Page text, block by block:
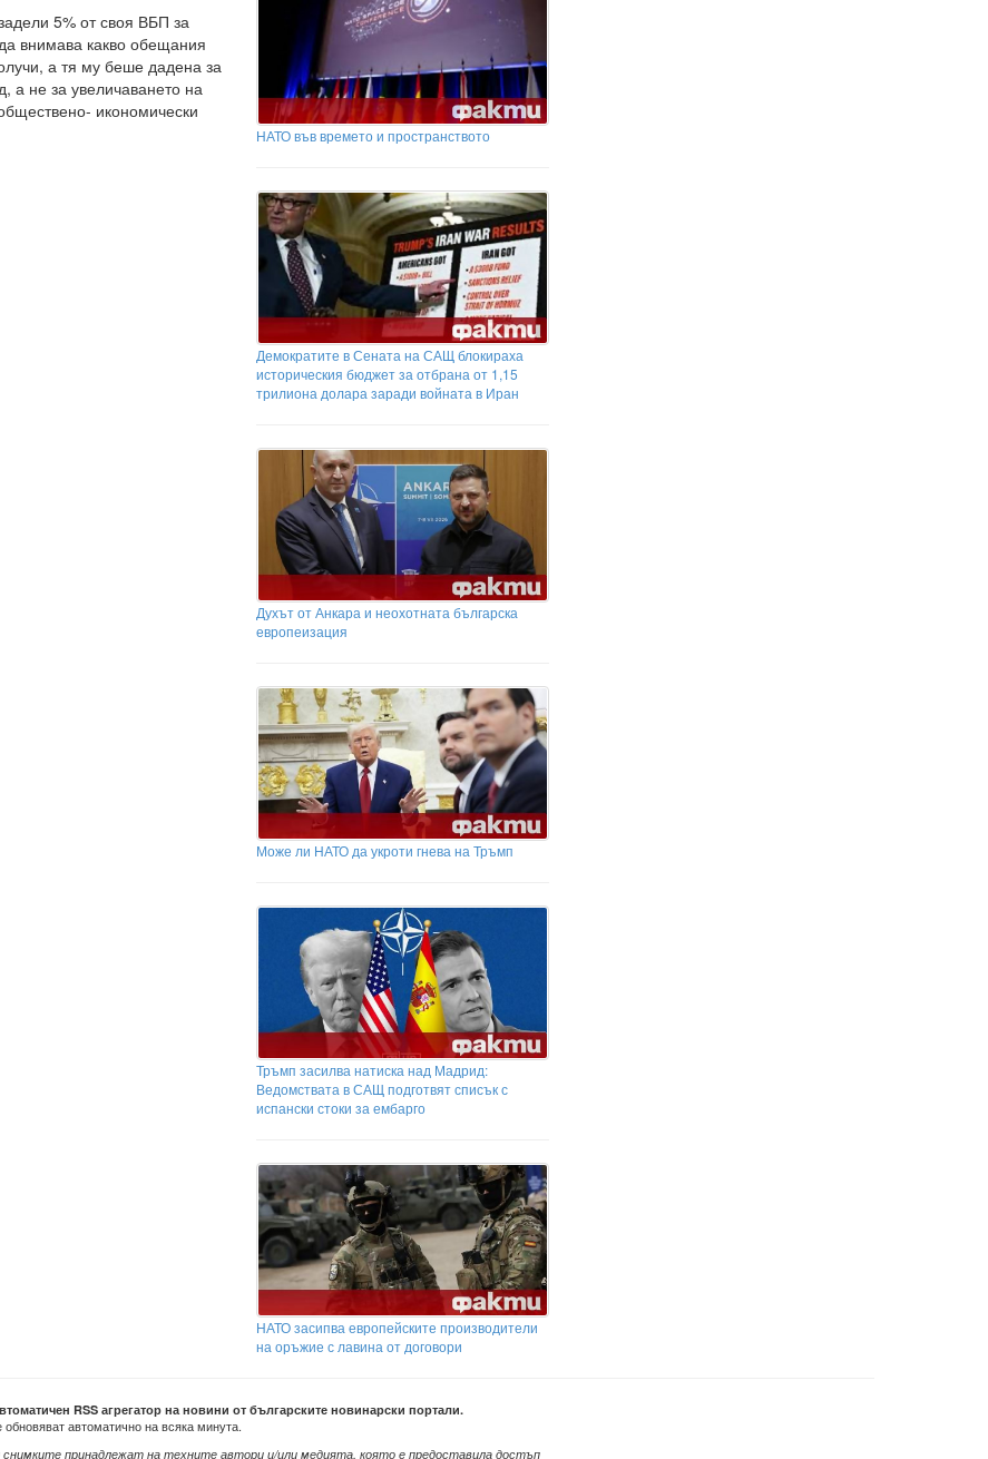
5% от своя ВБП за
внимава какво обещания
а тя му беше дадена за
а не за увеличаването на
икономически
НАТО във времето и пространството
Демократите в Сената на САЩ блокираха
историческия бюджет за отбрана от 1,15
трилиона долара заради войната в Иран
Духът от Анкара и неохотната българска
европеизация
Може ли НАТО да укроти гнева на Тръмп
Тръмп засилва натиска над Мадрид:
Ведомствата в САЩ подготвят списък с
испански стоки за ембарго
НАТО засипва европейските производители
на оръжие с лавина от договори
RSS агрегатор на новини от българските новинарски портали.
обновяват автоматично на всяка минута.
принадлежат на техните автори и/или медията, която е предоставила достъп